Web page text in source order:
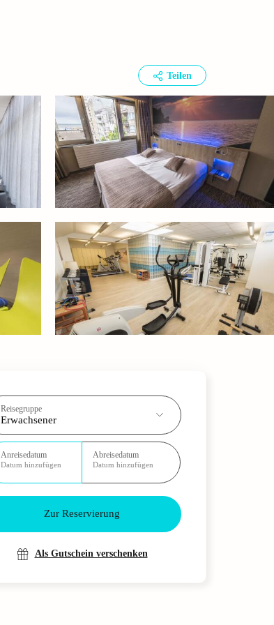
Teilen
Reisegruppe
Erwachsener
Anreisedatum
Datum hinzufügen
Abreisedatum
Datum hinzufügen
Zur Reservierung
Als Gutschein verschenken